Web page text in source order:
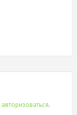
авторизоваться.